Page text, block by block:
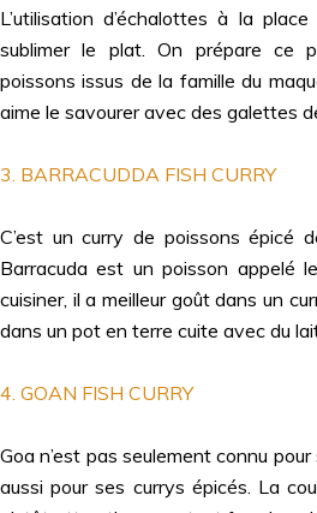
L’utilisation d’échalottes à la
sublimer le plat. On prépare ce
poissons issus de la famille du
aime le savourer avec des galettes
3. BARRACUDDA FISH CURRY
C’est un curry de poissons épicé
Barracuda est un poisson appelé
cuisiner, il a meilleur goût dans un
dans un pot en terre cuite avec du
4. GOAN FISH CURRY
Goa n’est pas seulement connu
aussi pour ses currys épicés. La